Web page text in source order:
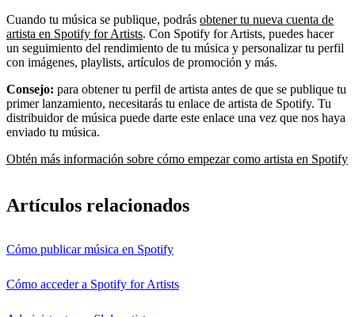
Cuando tu música se publique, podrás obtener tu nueva cuenta de
artista en Spotify for Artists. Con Spotify for Artists, puedes hacer
un seguimiento del rendimiento de tu música y personalizar tu perfil
con imágenes, playlists, artículos de promoción y más.
Consejo: para obtener tu perfil de artista antes de que se publique tu
primer lanzamiento, necesitarás tu enlace de artista de Spotify. Tu
distribuidor de música puede darte este enlace una vez que nos haya
enviado tu música.
Obtén más información sobre cómo empezar como artista en Spotify
Artículos relacionados
Cómo publicar música en Spotify
Cómo acceder a Spotify for Artists